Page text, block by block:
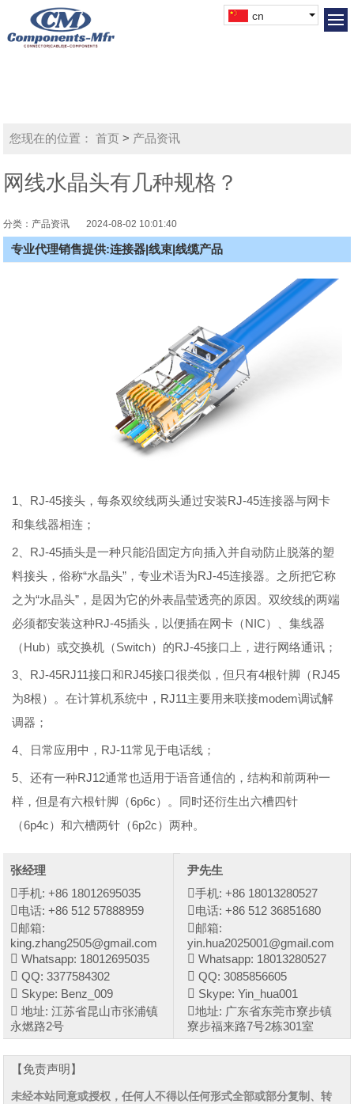
cn
您现在的位置： 首页 > 产品资讯
网线水晶头有几种规格？
分类：产品资讯2024-08-02 10:01:40
专业代理销售提供:连接器|线束|线缆产品
1、RJ-45接头，每条双绞线两头通过安装RJ-45连接器与网卡
和集线器相连；
2、RJ-45插头是一种只能沿固定方向插入并自动防止脱落的塑
料接头，俗称“水晶头”，专业术语为RJ-45连接器。之所把它称
之为“水晶头”，是因为它的外表晶莹透亮的原因。双绞线的两端
必须都安装这种RJ-45插头，以便插在网卡（NIC）、集线器
（Hub）或交换机（Switch）的RJ-45接口上，进行网络通讯；
3、RJ-45RJ11接口和RJ45接口很类似，但只有4根针脚（RJ45
为8根）。在计算机系统中，RJ11主要用来联接modem调试解
调器；
4、日常应用中，RJ-11常见于电话线；
5、还有一种RJ12通常也适用于语音通信的，结构和前两种一
样，但是有六根针脚（6p6c）。同时还衍生出六槽四针
（6p4c）和六槽两针（6p2c）两种。
张经理
手机: +86 18012695035
电话: +86 512 57888959
邮箱:
king.zhang2505@gmail.com
Whatsapp: 18012695035
QQ: 3377584302
Skype: Benz_009
地址: 江苏省昆山市张浦镇
永燃路2号
尹先生
手机: +86 18013280527
电话: +86 512 36851680
邮箱:
yin.hua2025001@gmail.com
Whatsapp: 18013280527
QQ: 3085856605
Skype: Yin_hua001
地址: 广东省东莞市寮步镇
寮步福来路7号2栋301室
【免责声明】
未经本站同意或授权，任何人不得以任何形式全部或部分复制、转